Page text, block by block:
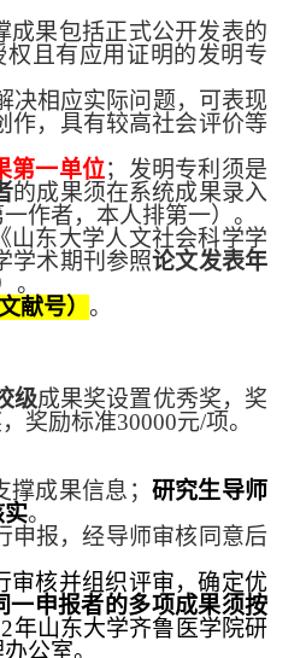
成果包括正式公开发表的
且有应用证明的发明专
决相应实际问题，可表现
作，具有较高社会评价等
第一单位；发明专利须是
的成果须在系统成果录入
作者，本人排第一）。
山东大学人文社会科学学
学术期刊参照论文发表年
。
文献号） 。
级成果奖设置优秀奖，奖
奖励标准30000元/项。
成果信息； 研究生导师
实。
申报，经导师审核同意后
审核并组织评审，确定优
一申报者的多项成果须按
年山东大学齐鲁医学院研
公室。